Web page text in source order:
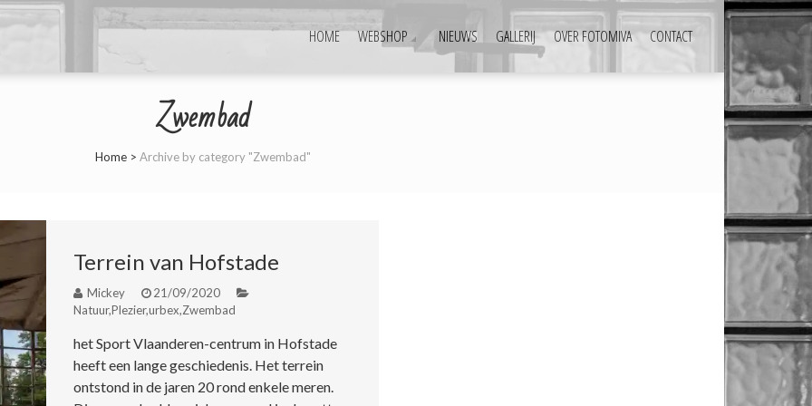
HOME WEBSHOP NIEUWS GALLERIJ OVER FOTOMIVA CONTACT
Zwembad
Home > Archive by category "Zwembad"
Terrein van Hofstade
Mickey
21/09/2020
Natuur,Plezier,urbex,Zwembad
het Sport Vlaanderen-centrum in Hofstade
heeft een lange geschiedenis. Het terrein
ontstond in de jaren 20 rond enkele meren.